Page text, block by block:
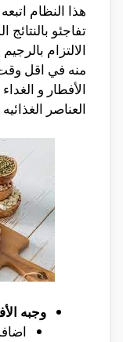
هذا النظام
تفاجئو
الالتزام
منه في اقل
الأفطار و
العناصر
وجبه